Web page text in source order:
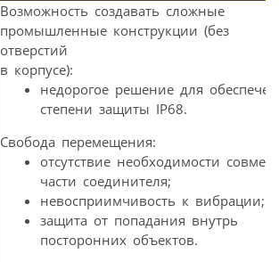
Возможность создавать сложные
промышленные конструкции (без
отверстий
в корпусе):
недорогое решение для
степени защиты IP68.
Свобода перемещения:
отсутствие необходимости
части соединителя;
невосприимчивость к вибрации;
защита от попадания внутрь
посторонних объектов.